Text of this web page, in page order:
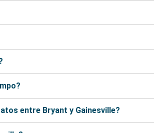
entre Bryant y Gainesville?